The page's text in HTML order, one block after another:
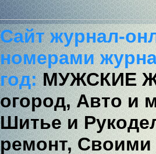
Сайт журнал-
номерами
год:МУЖСКИЕ
огород, Авто и
Шитье и
ремонт, Своими